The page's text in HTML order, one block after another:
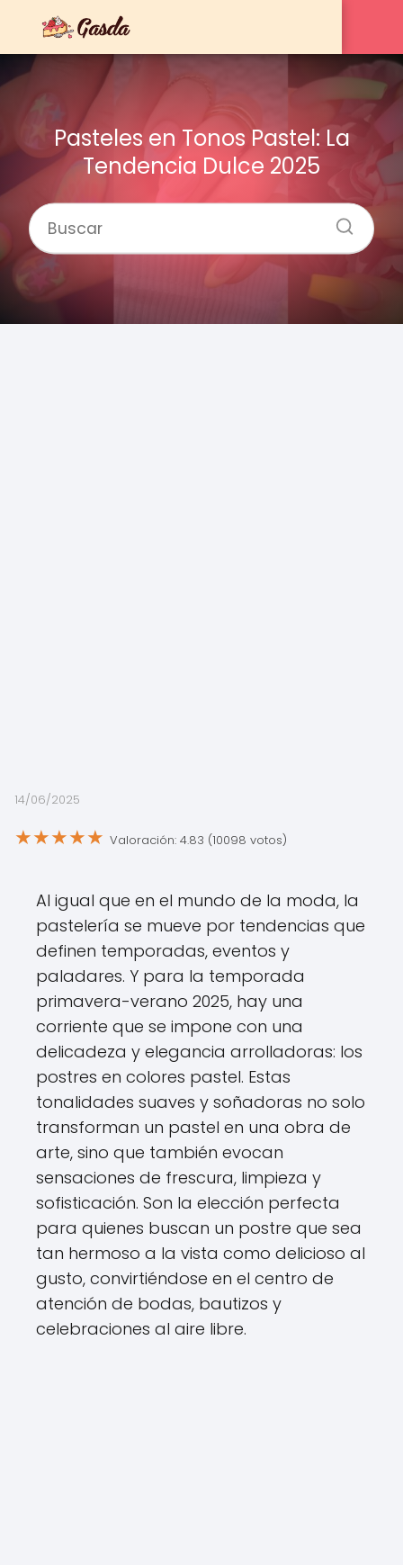
Pasteles en Tonos Pastel: La
Tendencia Dulce 2025
14/06/2025
★★★★★ Valoración: 4.83 (10098 votos)
Al igual que en el mundo de la moda, la
pastelería se mueve por tendencias que
definen temporadas, eventos y
paladares. Y para la temporada
primavera-verano 2025, hay una
corriente que se impone con una
delicadeza y elegancia arrolladoras: los
postres en colores pastel. Estas
tonalidades suaves y soñadoras no solo
transforman un pastel en una obra de
arte, sino que también evocan
sensaciones de frescura, limpieza y
sofisticación. Son la elección perfecta
para quienes buscan un postre que sea
tan hermoso a la vista como delicioso al
gusto, convirtiéndose en el centro de
atención de bodas, bautizos y
celebraciones al aire libre.